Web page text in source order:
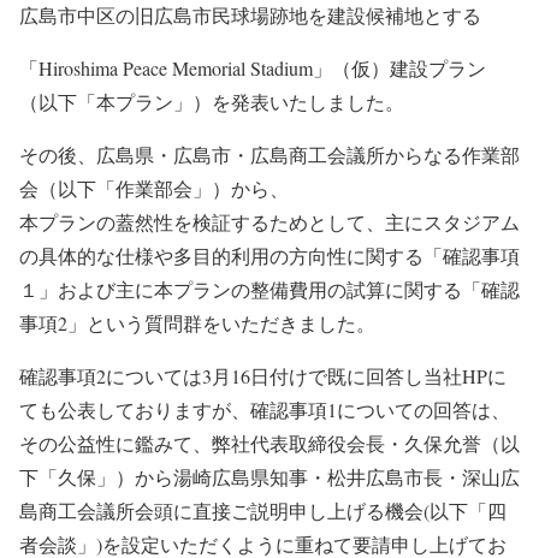
広島市中区の旧広島市民球場跡地を建設候補地とする
「Hiroshima Peace Memorial Stadium」（仮）建設プラン
（以下「本プラン」）を発表いたしました。
その後、広島県・広島市・広島商工会議所からなる作業部
会（以下「作業部会」）から、
本プランの蓋然性を検証するためとして、主にスタジアム
の具体的な仕様や多目的利用の方向性に関する「確認事項
１」および主に本プランの整備費用の試算に関する「確認
事項2」という質問群をいただきました。
確認事項2については3月16日付けで既に回答し当社HPに
ても公表しておりますが、確認事項1についての回答は、
その公益性に鑑みて、弊社代表取締役会長・久保允誉（以
下「久保」）から湯崎広島県知事・松井広島市長・深山広
島商工会議所会頭に直接ご説明申し上げる機会(以下「四
者会談」)を設定いただくように重ねて要請申し上げてお